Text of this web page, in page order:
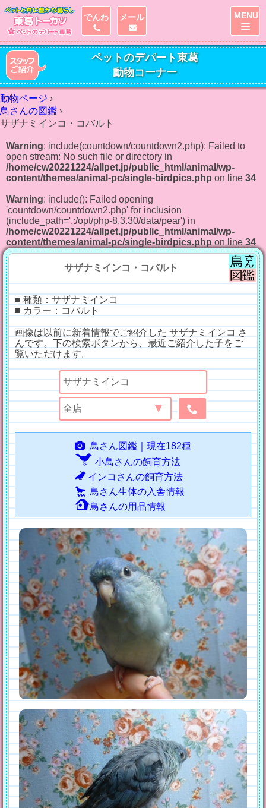
ペットのデパート東葛
動物コーナー
動物ページ ›
鳥さんの図鑑 ›
サザナミインコ・コバルト
Warning: include(countdown/countdown2.php): Failed to
open stream: No such file or directory in
/home/cw20221224/allpet.jp/public_html/animal/wp-
content/themes/animal-pc/single-birdpics.php on line 34
Warning: include(): Failed opening
'countdown/countdown2.php' for inclusion
(include_path='.:/opt/php-8.3.30/data/pear') in
/home/cw20221224/allpet.jp/public_html/animal/wp-
content/themes/animal-pc/single-birdpics.php on line 34
サザナミインコ・コバルト
■ 種類：サザナミインコ
■ カラー：コバルト
画像は以前に新着情報でご紹介した サザナミインコ さ
んです。下の検索ボタンから、最近ご紹介した子をご
覧いただけます。
鳥さん図鑑｜現在182種
小鳥さんの飼育方法
インコさんの飼育方法
鳥さん生体の入舎情報
鳥さんの用品情報
でんわ メール MENU